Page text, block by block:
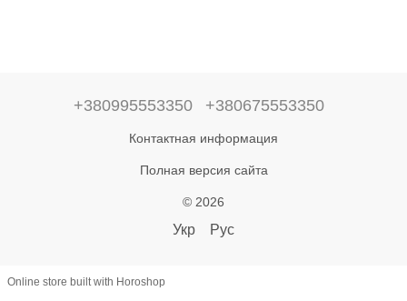
+380995553350 +380675553350
Контактная информация
Полная версия сайта
© 2026
Укр Рус
Online store built with Horoshop